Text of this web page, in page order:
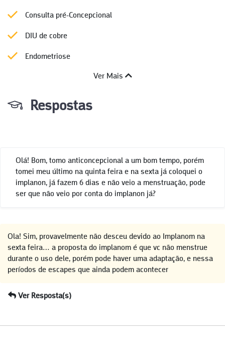
Consulta pré-Concepcional
DIU de cobre
Endometriose
Ver Mais
Respostas
Olá! Bom, tomo anticoncepcional a um bom tempo, porém
tomei meu último na quinta feira e na sexta já coloquei o
implanon, já fazem 6 dias e não veio a menstruação, pode
ser que não veio por conta do implanon já?
Ola! Sim, provavelmente não desceu devido ao Implanom na
sexta feira… a proposta do implanom é que vc não menstrue
durante o uso dele, porém pode haver uma adaptação, e nessa
períodos de escapes que ainda podem acontecer
Ver Resposta(s)